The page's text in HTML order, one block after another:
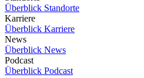
Überblick Standorte
Karriere
Überblick Karriere
News
Überblick News
Podcast
Überblick Podcast